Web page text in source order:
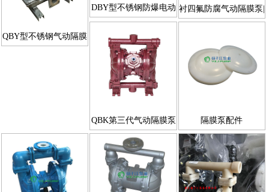
QBY型不锈钢气动隔膜
DBY型不锈钢防爆电动 衬四氟防腐气动隔膜泵|
QBK第三代气动隔膜泵 隔膜泵配件